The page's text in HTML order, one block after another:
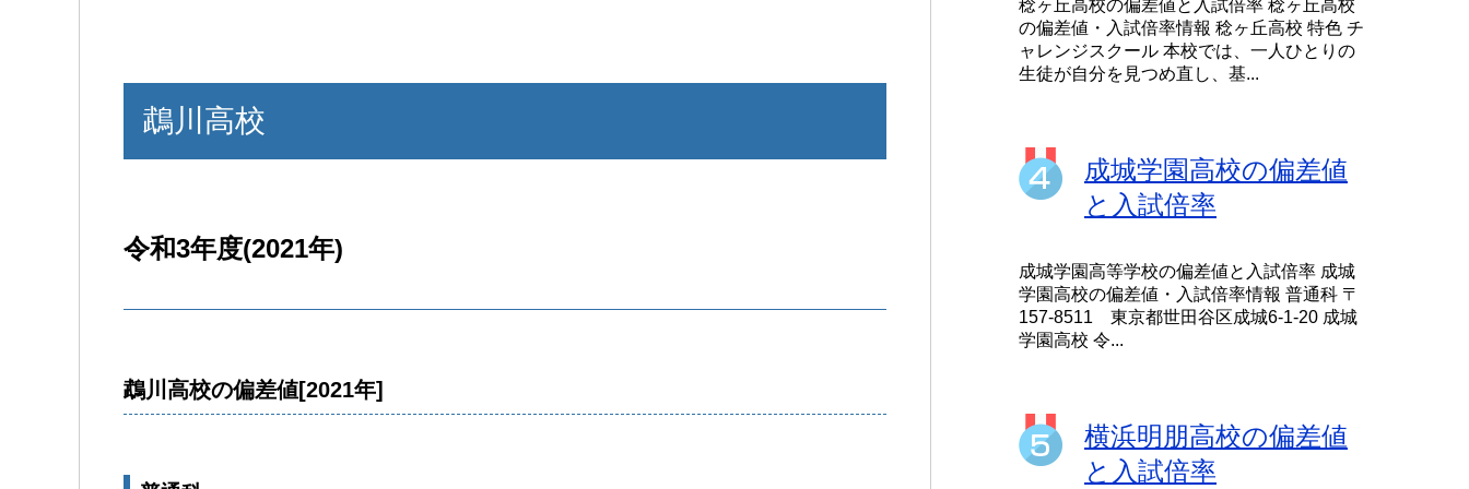
鵡川高校
令和3年度(2021年)
鵡川高校の偏差値[2021年]
稔ヶ丘高校の偏差値と入試倍率 稔ヶ丘高校
の偏差値・入試倍率情報 稔ヶ丘高校 特色 チ
ャレンジスクール 本校では、一人ひとりの
生徒が自分を見つめ直し、基...
成城学園高校の偏差値
と入試倍率
成城学園高等学校の偏差値と入試倍率 成城
学園高校の偏差値・入試倍率情報 普通科 〒
157-8511 東京都世田谷区成城6-1-20 成城
学園高校 令...
横浜明朋高校の偏差値
と入試倍率